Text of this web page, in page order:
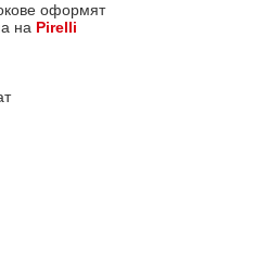
оформят
на Pirelli